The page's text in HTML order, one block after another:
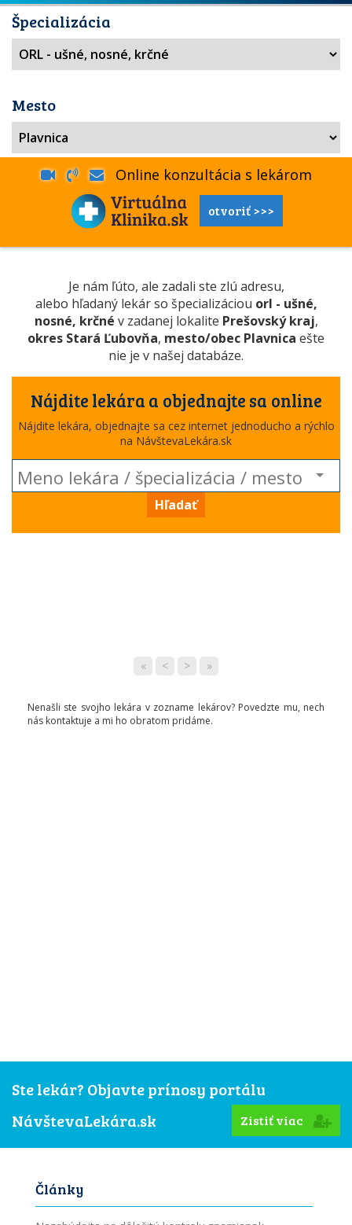
Špecializácia
Mesto
Online konzultácia s lekárom
otvoriť >>>
Je nám ľúto, ale zadali ste zlú adresu,
alebo hľadaný lekár so špecializáciou orl - ušné,
nosné, krčné v zadanej lokalite Prešovský kraj,
okres Stará Ľubovňa, mesto/obec Plavnica ešte
nie je v našej databáze.
Nájdite lekára a objednajte sa online
Nájdite lekára, objednajte sa cez internet jednoducho a rýchlo
na NávštevaLekára.sk
Hľadať
« < > »
Nenašli ste svojho lekára v zozname lekárov? Povedzte mu, nech
nás kontaktuje a mi ho obratom pridáme.
Ste lekár? Objavte prínosy portálu
NávštevaLekára.sk
Zistiť viac
Články